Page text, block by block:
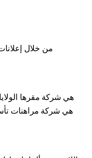
من خلال